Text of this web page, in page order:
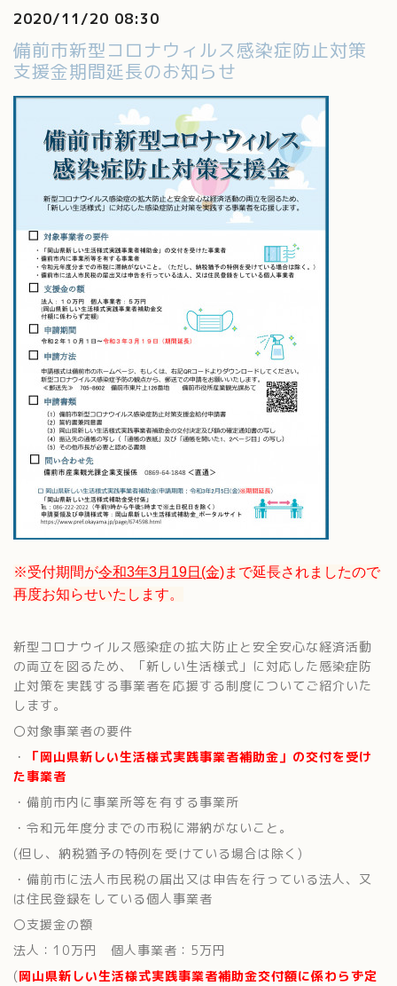
2020/11/20 08:30
備前市新型コロナウィルス感染症防止対策
支援金期間延長のお知らせ
※受付期間が令和3年3月19日(金)まで延長されましたので
再度お知らせいたします。
新型コロナウイルス感染症の拡大防止と安全安心な経済活動
の両立を図るため、「新しい生活様式」に対応した感染症防
止対策を実践する事業者を応援する制度についてご紹介いた
します。
〇対象事業者の要件
・
「岡山県新しい生活様式実践事業者補助金」の交付を受け
た事業者
・備前市内に事業所等を有する事業所
・令和元年度分までの市税に滞納がないこと。
(但し、納税猶予の特例を受けている場合は除く)
・備前市に法人市民税の届出又は申告を行っている法人、又
は住民登録をしている個人事業者
〇支援金の額
法人：10万円 個人事業者：5万円
(岡山県新しい生活様式実践事業者補助金交付額に係わらず定